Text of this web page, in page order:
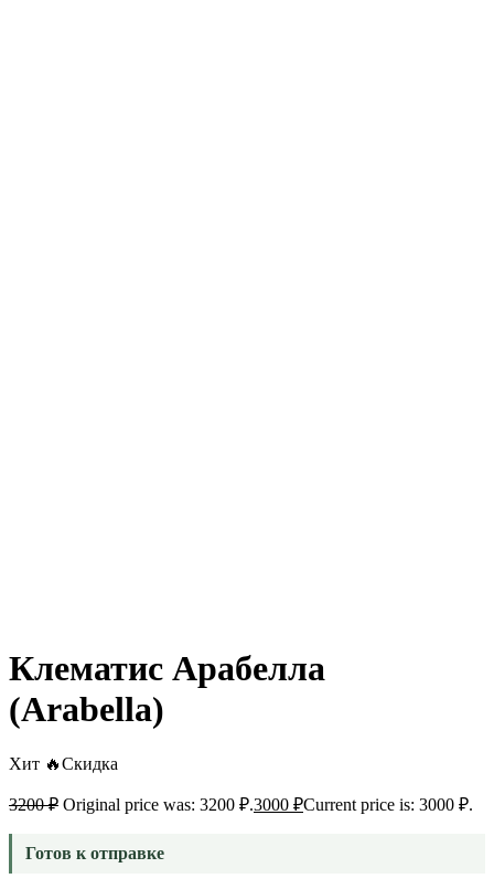
Клематис Арабелла
(Arabella)
Хит 🔥Скидка
3200₽ Original price was: 3200 ₽.3000 ₽Current price is: 3000 ₽.
Готов к отправке